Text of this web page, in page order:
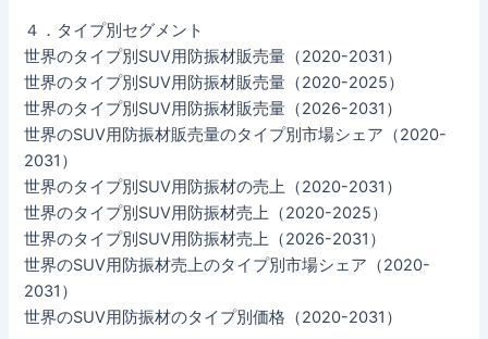
４．タイプ別セグメント
世界のタイプ別SUV用防振材販売量（2020-2031）
世界のタイプ別SUV用防振材販売量（2020-2025）
世界のタイプ別SUV用防振材販売量（2026-2031）
世界のSUV用防振材販売量のタイプ別市場シェア（2020-
2031）
世界のタイプ別SUV用防振材の売上（2020-2031）
世界のタイプ別SUV用防振材売上（2020-2025）
世界のタイプ別SUV用防振材売上（2026-2031）
世界のSUV用防振材売上のタイプ別市場シェア（2020-
2031）
世界のSUV用防振材のタイプ別価格（2020-2031）